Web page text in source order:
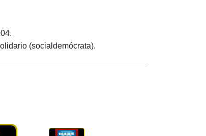
(socialdemócrata).